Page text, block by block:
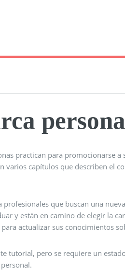
practican para promocionarse
varios capítulos que describen el
que buscan una
y están en camino de elegir la
actualizar sus conocimientos
tutorial, pero se requiere un